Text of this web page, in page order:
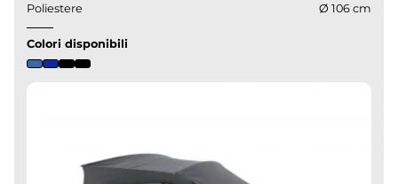
Poliestere
Ø 106 cm
Colori disponibili